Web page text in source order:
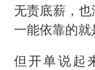
无责底薪，
一能依靠的就
但开单说起